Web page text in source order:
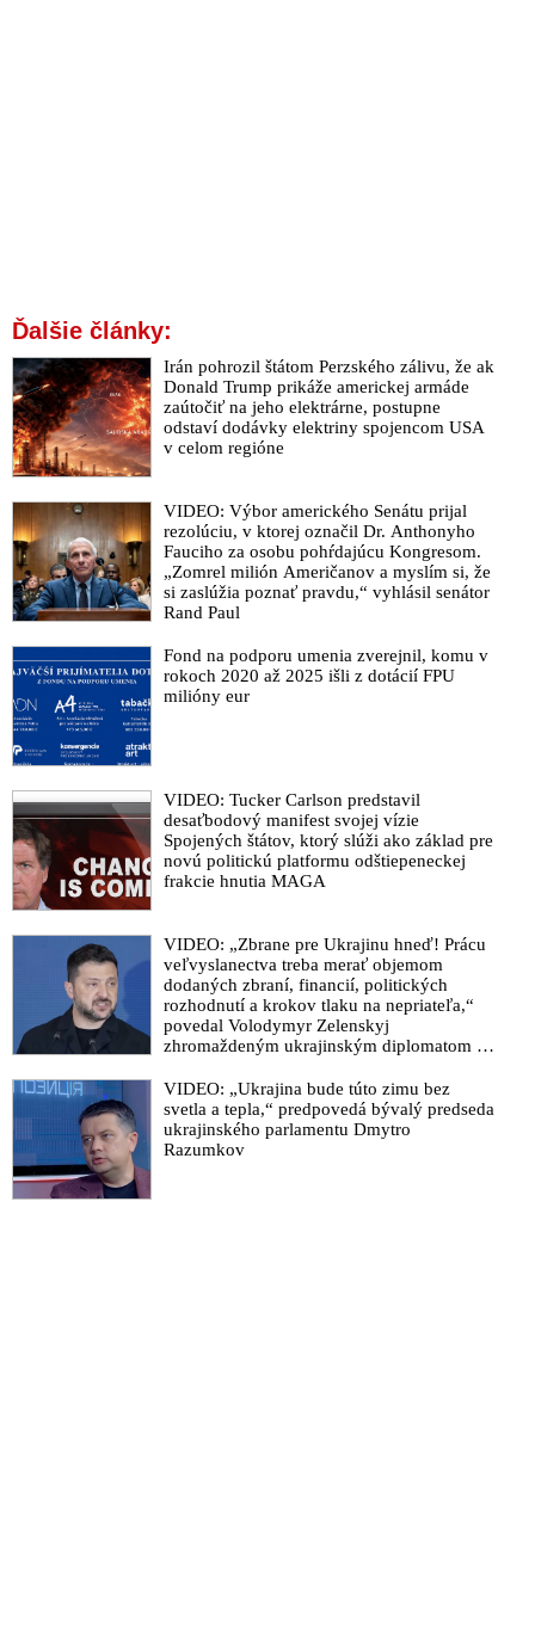
Ďalšie články:
Irán pohrozil štátom Perzského zálivu, že ak
Donald Trump prikáže americkej armáde
zaútočiť na jeho elektrárne, postupne
odstaví dodávky elektriny spojencom USA
v celom regióne
VIDEO: Výbor amerického Senátu prijal
rezolúciu, v ktorej označil Dr. Anthonyho
Fauciho za osobu pohŕdajúcu Kongresom.
„Zomrel milión Američanov a myslím si, že
si zaslúžia poznať pravdu,“ vyhlásil senátor
Rand Paul
Fond na podporu umenia zverejnil, komu v
rokoch 2020 až 2025 išli z dotácií FPU
milióny eur
VIDEO: Tucker Carlson predstavil
desaťbodový manifest svojej vízie
Spojených štátov, ktorý slúži ako základ pre
novú politickú platformu odštiepeneckej
frakcie hnutia MAGA
VIDEO: „Zbrane pre Ukrajinu hneď! Prácu
veľvyslanectva treba merať objemom
dodaných zbraní, financií, politických
rozhodnutí a krokov tlaku na nepriateľa,“
povedal Volodymyr Zelenskyj
zhromaždeným ukrajinským diplomatom v
že USA Ukrajine nedodajú protiraketové
systémy Patriot
VIDEO: „Ukrajina bude túto zimu bez
svetla a tepla,“ predpovedá bývalý predseda
ukrajinského parlamentu Dmytro
Razumkov